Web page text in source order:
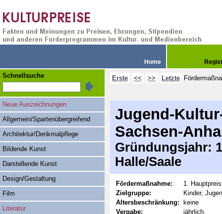
Home
Erste << >> Letzte
Jugend-
Sachsen-
Gründungsjahr:
Halle/Saale
Fördermaßnahme:
1. Hauptpreis
Zielgruppe:
Kinder,
Altersbeschränkung:
keine
Vergabe:
jährlich,
Schnellsuche
Neue Auszeichnungen
Allgemein/Spartenübergreifend
Architektur/Denkmalpflege
Bildende Kunst
Darstellende Kunst
Design/Gestaltung
Film
Literatur